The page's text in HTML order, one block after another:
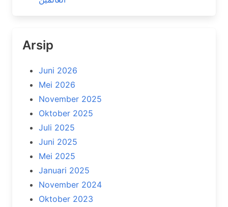
Arsip
Juni 2026
Mei 2026
November 2025
Oktober 2025
Juli 2025
Juni 2025
Mei 2025
Januari 2025
November 2024
Oktober 2023